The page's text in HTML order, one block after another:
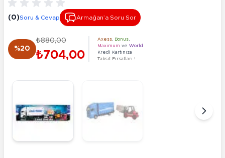
(0)Soru & Cevap Armağan’a Soru Sor
%20
₺880,00
₺704,00
Axess Bonus
Maximum ve World
Kredi Kartınıza
Taksit Fırsatları !